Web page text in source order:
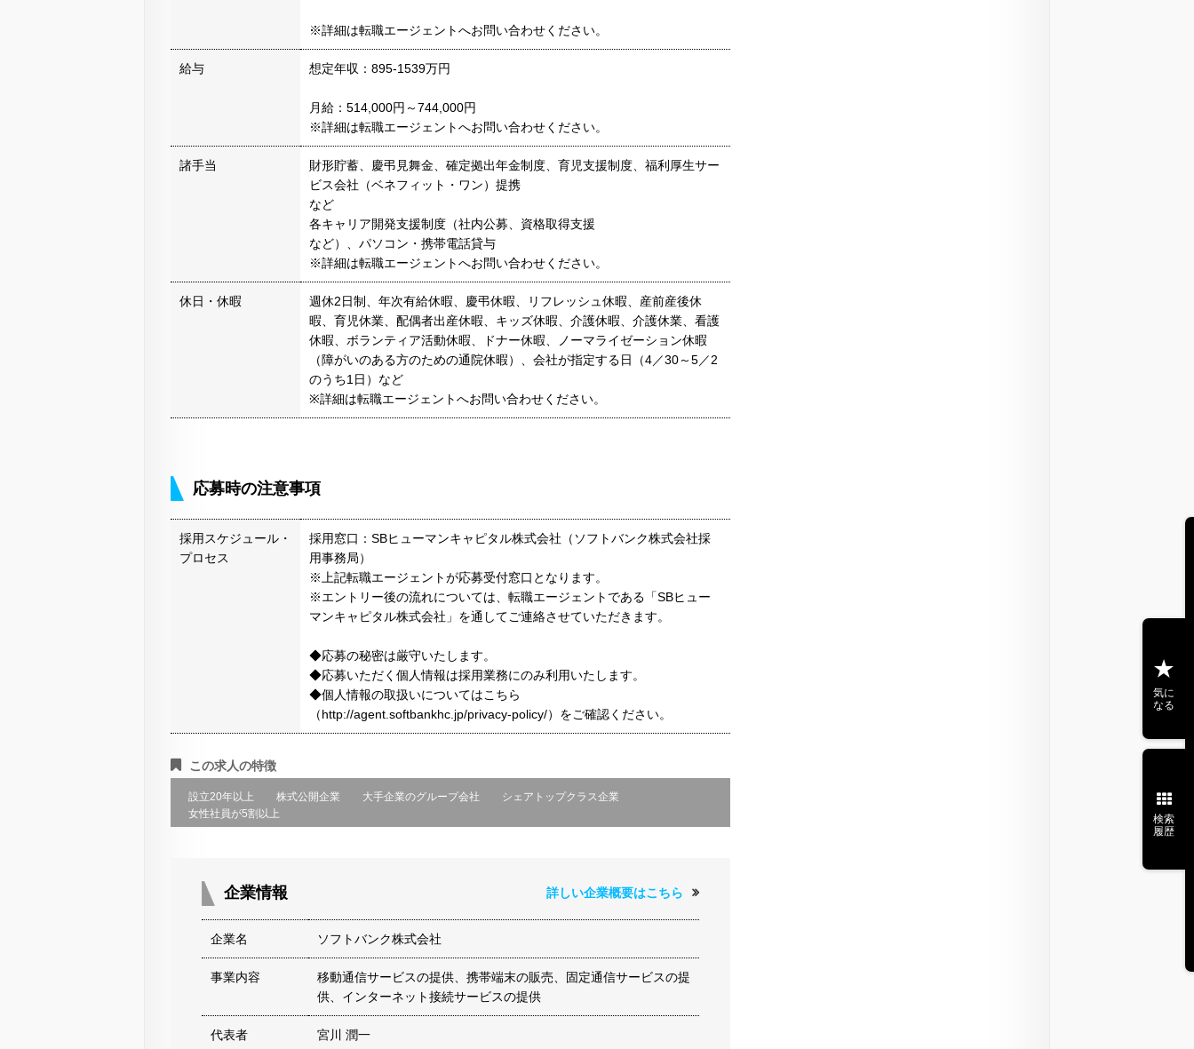
※詳細は転職エージェントへお問い合わせください。
給与 想定年収：895-1539万円
月給：514,000円～744,000円
※詳細は転職エージェントへお問い合わせください。
諸手当
財形貯蓄、慶弔見舞金、確定拠出年金制度、育児支援制度、福利厚生サー
ビス会社（ベネフィット・ワン）提携
など
各キャリア開発支援制度（社内公募、資格取得支援
など）、パソコン・携帯電話貸与
※詳細は転職エージェントへお問い合わせください。
休日・休暇
週休2日制、年次有給休暇、慶弔休暇、リフレッシュ休暇、産前産後休
暇、育児休業、配偶者出産休暇、キッズ休暇、介護休暇、介護休業、看護
休暇、ボランティア活動休暇、ドナー休暇、ノーマライゼーション休暇
（障がいのある方のための通院休暇）、会社が指定する日（4／30～5／2
のうち1日）など
※詳細は転職エージェントへお問い合わせください。
応募時の注意事項
採用スケジュール・
プロセス
採用窓口：SBヒューマンキャピタル株式会社（ソフトバンク株式会社採
用事務局）
※上記転職エージェントが応募受付窓口となります。
※エントリー後の流れについては、転職エージェントである「SBヒュー
マンキャピタル株式会社」を通してご連絡させていただきます。
◆応募の秘密は厳守いたします。
◆応募いただく個人情報は採用業務にのみ利用いたします。
◆個人情報の取扱いについてはこちら
（http://agent.softbankhc.jp/privacy-policy/）をご確認ください。
この求人の特徴
設立20年以上 株式公開企業 大手企業のグループ会社
シェアトップクラス企業
女性社員が5割以上
企業情報 詳しい企業概要はこちら
企業名 ソフトバンク株式会社
事業内容
移動通信サービスの提供、携帯端末の販売、固定通信サービスの提
供、インターネット接続サービスの提供
代表者 宮川 潤一
気に
なる
検索
履歴